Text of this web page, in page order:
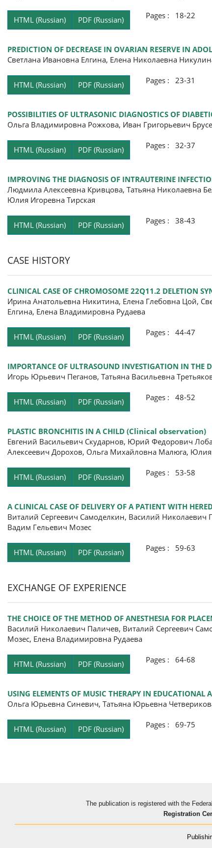
HTML (Russian) PDF (Russian) Pages : 18-22
PREDICTION OF DECREASE IN OVARIAN RESERVE IN
Светлана Ивановна Елгина, Елена Николаевна
HTML (Russian) PDF (Russian) Pages : 23-31
POSSIBILITIES OF ULTRASONIC DIAGNOSTICS OF
Ольга Владимировна Рожкова, Иван Григорьевич
HTML (Russian) PDF (Russian) Pages : 32-37
IMPROVING THE DIAGNOSIS OF INTRAUTERINE
Людмила Алексеевна Кривцова, Татьяна Николаевна
Юлия Игоревна Тирская
HTML (Russian) PDF (Russian) Pages : 38-43
CASE HISTORY
CLINICAL CASE OF CHROMOSOME 22Q11.2 DELETION
Ирина Анатольевна Никитина, Елена Глебовна Цой,
Елгина, Елена Владимировна Рудаева
HTML (Russian) PDF (Russian) Pages : 44-47
IMPORTANCE OF ULTRASOUND INVESTIGATION IN THE
Игорь Юрьевич Пеганов, Татьяна Васильевна
HTML (Russian) PDF (Russian) Pages : 48-52
PLASTIC BRONCHITIS IN A CHILD (Clinical observation)
Евгений Васильевич Скударнов, Юрий Федорович
Алексеевич Дорохов, Ольга Михайловна Малюга,
HTML (Russian) PDF (Russian) Pages : 53-58
A CLINICAL CASE OF DELIVERY OF A PATIENT WITH
Виталий Сергеевич Самоделкин, Василий
Вадим Гельевич Мозес
HTML (Russian) PDF (Russian) Pages : 59-63
EXCHANGE OF EXPERIENCE
THE CHOICE OF THE METHOD OF ANESTHESIA FOR
Василий Николаевич Паличев, Виталий Сергеевич
Мозес, Елена Владимировна Рудаева
HTML (Russian) PDF (Russian) Pages : 64-68
USING ELEMENTS OF MUSIC THERAPY IN
Ольга Юрьевна Синевич, Татьяна Юрьевна
HTML (Russian) PDF (Russian) Pages : 69-75
The publication is registered with the
Registration